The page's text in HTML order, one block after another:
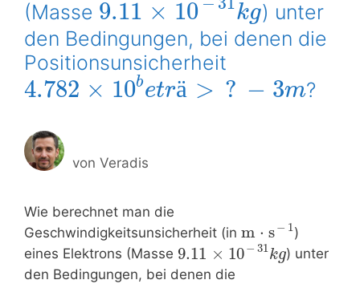
(Masse 9.11 × 10 kg) unter
den Bedingungen, bei denen die
Positionsunsicherheit
4.782 × 10beträ > ? − 3m?
von Veradis
Wie berechnet man die
Geschwindigkeitsunsicherheit (in m ⋅ s− 1)
eines Elektrons (Masse 9.11 × 10− 31kg) unter
den Bedingungen, bei denen die